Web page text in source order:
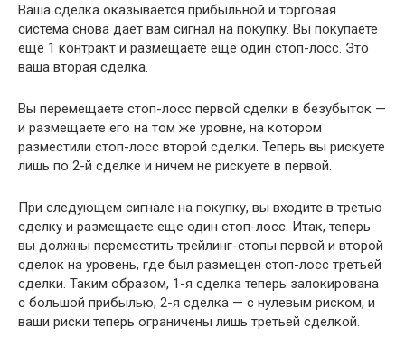
Ваша сделка оказывается прибыльной и торговая
система снова дает вам сигнал на покупку. Вы покупаете
еще 1 контракт и размещаете еще один стоп-лосс. Это
ваша вторая сделка.
Вы перемещаете стоп-лосс первой сделки в безубыток —
и размещаете его на том же уровне, на котором
разместили стоп-лосс второй сделки. Теперь вы рискуете
лишь по 2-й сделке и ничем не рискуете в первой.
При следующем сигнале на покупку, вы входите в третью
сделку и размещаете еще один стоп-лосс. Итак, теперь
вы должны переместить трейлинг-стопы первой и второй
сделок на уровень, где был размещен стоп-лосс третьей
сделки. Таким образом, 1-я сделка теперь залокирована
с большой прибылью, 2-я сделка — с нулевым риском, и
ваши риски теперь ограничены лишь третьей сделкой.